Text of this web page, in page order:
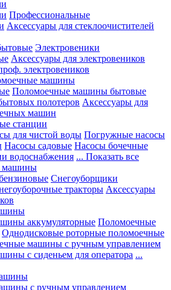
Профессиональные
Аксессуары для стеклоочистителей
Электровеники
Аксессуары для электровеников
электровеников
машины
Поломоечные машины бытовые
полотеров Аксессуары для
машин
станции
для чистой воды Погружные насосы
Насосы садовые Насосы бочечные
водоснабжения ... Показать все
машины
Снегоуборщики
тракторы Аксессуары
аккумуляторные Поломоечные
Однодисковые роторные поломоечные
машины с ручным управлением
с сиденьем для оператора ...
с ручным управлением